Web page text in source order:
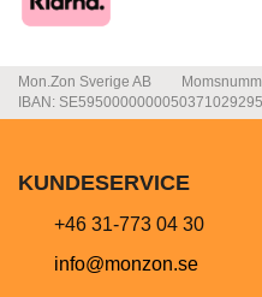
Mon.Zon Sverige AB
IBAN: SE5950000000050371029295
KUNDESERVICE
+46 31-773 04 30
info@monzon.se